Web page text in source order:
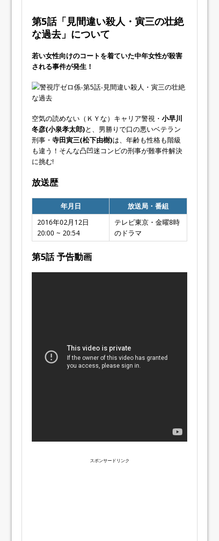
第5話「見間違い殺人・寅三の壮絶
な過去 」について
若い女性向けのコートを着ていた中年女性が殺害
される事件が発生！
空気の読めない（ＫＹな）キャリア警視・ 小早川
冬彦(小泉孝太郎)と、男勝りで口の悪いベテラン
刑事・ 寺田寅三(松下由樹)は、年齢も性格も階級
も違う！そんな凸凹迷コンビの刑事が難事件解決
に挑む!
放送歴
年月日
放送局・番組
2016年02月12日
20:00 ~ 20:54
テレビ東京・金曜8時
のドラマ
第5話 予告動画
スポンサードリンク